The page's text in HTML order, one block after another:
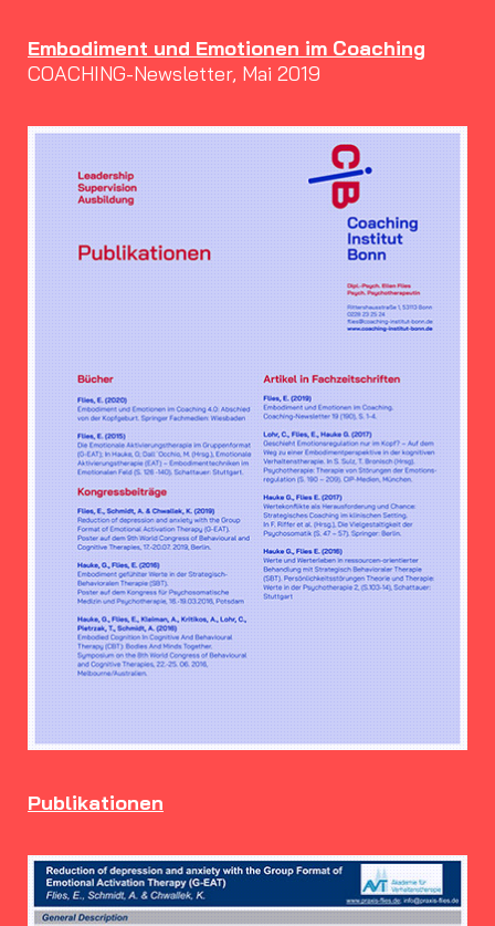
Embodiment und Emotionen im Coaching
COACHING-Newsletter, Mai 2019
Publikationen